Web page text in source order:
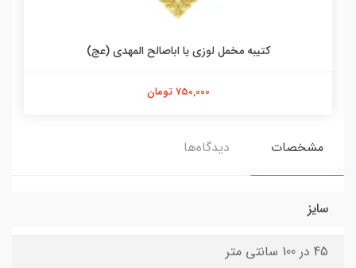
کتیبه مخمل لوزی یا اباصالح المهدی (عج)
750,000 تومان
مشخصات دیدگاه‌ها
سایز
45 در 100 سانتی متر